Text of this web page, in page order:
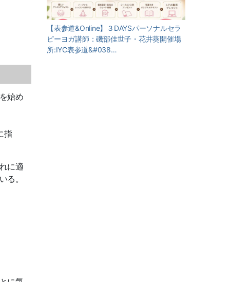
始め
指
に適
る。
【表参道&Online】３DAYSパーソナルセラ
ピーヨガ講師：磯部佳世子・花井葵開催場
所:IYC表参道&#038…